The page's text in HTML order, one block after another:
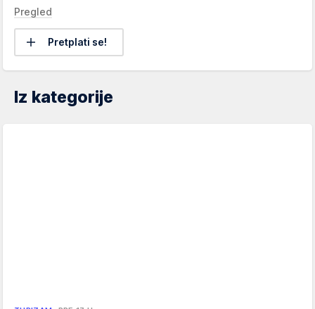
Pregled
Pretplati se!
Iz kategorije